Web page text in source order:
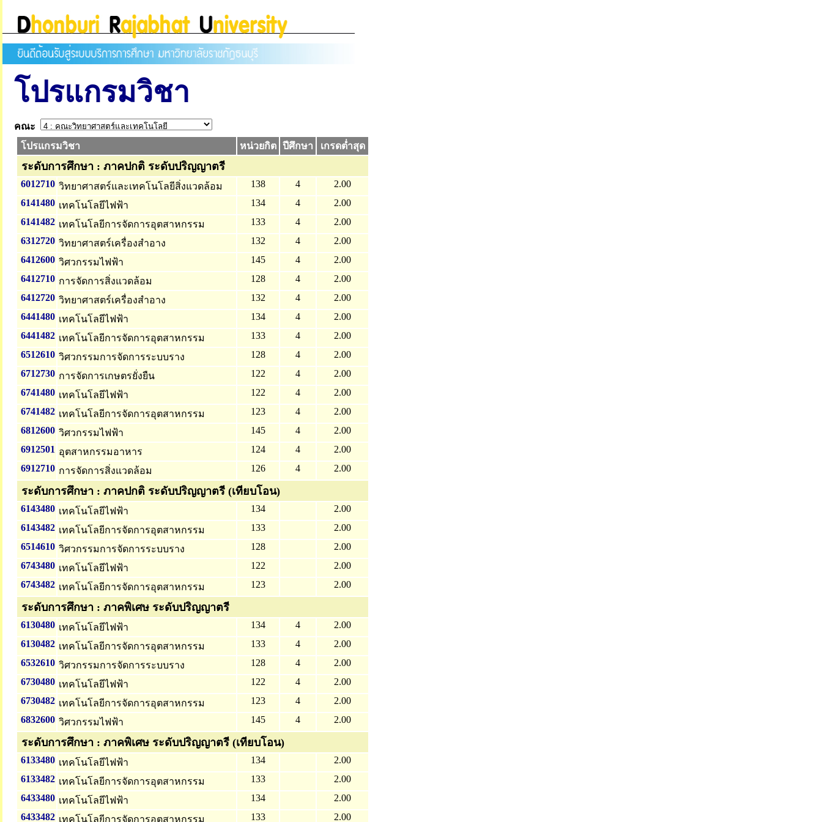
โปรแกรมวิชา
คณะ
โปรแกรมวิชา
หน่วยกิต ปีศึกษา เกรดต่ำสุด
ระดับการศึกษา : ภาคปกติ ระดับปริญญาตรี
6012710 วิทยาศาสตร์และเทคโนโลยีสิ่งแวดล้อม 138 4
2.00
6141480 เทคโนโลยีไฟฟ้า 134 4
2.00
6141482 เทคโนโลยีการจัดการอุตสาหกรรม 133 4
2.00
6312720 วิทยาศาสตร์เครื่องสำอาง 132 4
2.00
6412600 วิศวกรรมไฟฟ้า 145 4
2.00
6412710 การจัดการสิ่งแวดล้อม 128 4
2.00
6412720 วิทยาศาสตร์เครื่องสำอาง 132 4
2.00
6441480 เทคโนโลยีไฟฟ้า 134 4
2.00
6441482 เทคโนโลยีการจัดการอุตสาหกรรม 133 4
2.00
6512610 วิศวกรรมการจัดการระบบราง 128 4
2.00
6712730 การจัดการเกษตรยั่งยืน 122 4
2.00
6741480 เทคโนโลยีไฟฟ้า 122 4
2.00
6741482 เทคโนโลยีการจัดการอุตสาหกรรม 123 4
2.00
6812600 วิศวกรรมไฟฟ้า 145 4
2.00
6912501 อุตสาหกรรมอาหาร 124 4
2.00
6912710 การจัดการสิ่งแวดล้อม 126 4 2.00
ระดับการศึกษา : ภาคปกติ ระดับปริญญาตรี (เทียบโอน)
6143480 เทคโนโลยีไฟฟ้า 134
2.00
6143482 เทคโนโลยีการจัดการอุตสาหกรรม 133
2.00
6514610 วิศวกรรมการจัดการระบบราง 128
2.00
6743480 เทคโนโลยีไฟฟ้า 122
2.00
6743482 เทคโนโลยีการจัดการอุตสาหกรรม 123 2.00
ระดับการศึกษา : ภาคพิเศษ ระดับปริญญาตรี
6130480 เทคโนโลยีไฟฟ้า 134 4
2.00
6130482 เทคโนโลยีการจัดการอุตสาหกรรม 133 4
2.00
6532610 วิศวกรรมการจัดการระบบราง 128 4
2.00
6730480 เทคโนโลยีไฟฟ้า 122 4
2.00
6730482 เทคโนโลยีการจัดการอุตสาหกรรม 123 4
2.00
6832600 วิศวกรรมไฟฟ้า 145 4 2.00
ระดับการศึกษา : ภาคพิเศษ ระดับปริญญาตรี (เทียบโอน)
6133480 เทคโนโลยีไฟฟ้า 134
2.00
6133482 เทคโนโลยีการจัดการอุตสาหกรรม 133
2.00
6433480 เทคโนโลยีไฟฟ้า 134
2.00
6433482 เทคโนโลยีการจัดการอุตสาหกรรม 133 2.00